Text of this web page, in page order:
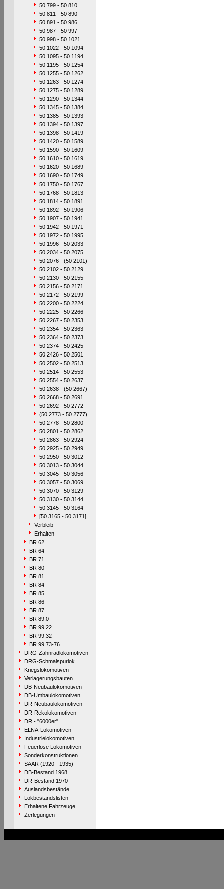
50 799 - 50 810
50 811 - 50 890
50 891 - 50 986
50 987 - 50 997
50 998 - 50 1021
50 1022 - 50 1094
50 1095 - 50 1194
50 1195 - 50 1254
50 1255 - 50 1262
50 1263 - 50 1274
50 1275 - 50 1289
50 1290 - 50 1344
50 1345 - 50 1384
50 1385 - 50 1393
50 1394 - 50 1397
50 1398 - 50 1419
50 1420 - 50 1589
50 1590 - 50 1609
50 1610 - 50 1619
50 1620 - 50 1689
50 1690 - 50 1749
50 1750 - 50 1767
50 1768 - 50 1813
50 1814 - 50 1891
50 1892 - 50 1906
50 1907 - 50 1941
50 1942 - 50 1971
50 1972 - 50 1995
50 1996 - 50 2033
50 2034 - 50 2075
50 2076 - (50 2101)
50 2102 - 50 2129
50 2130 - 50 2155
50 2156 - 50 2171
50 2172 - 50 2199
50 2200 - 50 2224
50 2225 - 50 2266
50 2267 - 50 2353
50 2354 - 50 2363
50 2364 - 50 2373
50 2374 - 50 2425
50 2426 - 50 2501
50 2502 - 50 2513
50 2514 - 50 2553
50 2554 - 50 2637
50 2638 - (50 2667)
50 2668 - 50 2691
50 2692 - 50 2772
(50 2773 - 50 2777)
50 2778 - 50 2800
50 2801 - 50 2862
50 2863 - 50 2924
50 2925 - 50 2949
50 2950 - 50 3012
50 3013 - 50 3044
50 3045 - 50 3056
50 3057 - 50 3069
50 3070 - 50 3129
50 3130 - 50 3144
50 3145 - 50 3164
[50 3165 - 50 3171]
Verbleib
Erhalten
BR 62
BR 64
BR 71
BR 80
BR 81
BR 84
BR 85
BR 86
BR 87
BR 89.0
BR 99.22
BR 99.32
BR 99.73-76
DRG-Zahnradlokomotiven
DRG-Schmalspurlok.
Kriegslokomotiven
Verlagerungsbauten
DB-Neubaulokomotiven
DB-Umbaulokomotiven
DR-Neubaulokomotiven
DR-Rekolokomotiven
DR - "6000er"
ELNA-Lokomotiven
Industrielokomotiven
Feuerlose Lokomotiven
Sonderkonstruktionen
SAAR (1920 - 1935)
DB-Bestand 1968
DR-Bestand 1970
Auslandsbestände
Lokbestandslisten
Erhaltene Fahrzeuge
Zerlegungen